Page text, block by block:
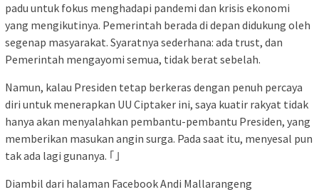
padu untuk fokus menghadapi pandemi dan krisis ekonomi
yang mengikutinya. Pemerintah berada di depan didukung oleh
segenap masyarakat. Syaratnya sederhana: ada trust, dan
Pemerintah mengayomi semua, tidak berat sebelah.
Namun, kalau Presiden tetap berkeras dengan penuh percaya
diri untuk menerapkan UU Ciptaker ini, saya kuatir rakyat tidak
hanya akan menyalahkan pembantu-pembantu Presiden, yang
memberikan masukan angin surga. Pada saat itu, menyesal pun
tak ada lagi gunanya. ｢｣
Diambil dari halaman Facebook Andi Mallarangeng